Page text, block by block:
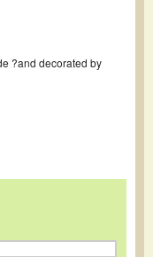
?and decorated by